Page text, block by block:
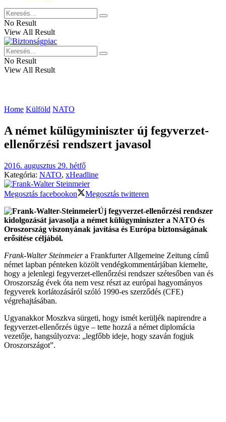
No Result
View All Result
No Result
View All Result
Home Külföld NATO
A német külügyminiszter új fegyverzet-
ellenőrzési rendszert javasol
2016. augusztus 29. hétfő
Kategória: NATO, xHeadline
Megosztás facebookon
Megosztás twitteren
Új fegyverzet-ellenőrzési rendszer
kidolgozását javasolja a német külügyminiszter a NATO és
Oroszország viszonyának javítása és Európa biztonságának
erősítése céljából.
Frank-Walter Steinmeiera Frankfurter Allgemeine Zeitung című
német lapban pénteken közölt vendégkommentárjában kiemelte,
hogy a jelenlegi fegyverzet-ellenőrzési rendszer szétesőben van és
Oroszország évek óta nem vesz részt az európai hagyományos
fegyverek korlátozásáról szóló 1990-es szerződés (CFE)
végrehajtásában.
Ugyanakkor Moszkva sürgeti, hogy ismét kerüljék napirendre a
fegyverzet-ellenőrzés ügye – tette hozzá a német diplomácia
vezetője, hangsúlyozva: „legfőbb ideje, hogy szaván fogjuk
Oroszországot”.